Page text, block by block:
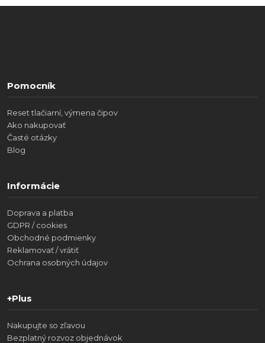
Pomocník
Reset tlačiarní, výmena čipov
Ako nakupovať
Časté otázky
Blog
Informácie
Doprava a platba
GDPR / cookies
Obchodné podmienky
Reklamovať / vrátiť
Ochrana osobných údajov
+Plus
Nakupujte so zľavou
Bezplatný rozvoz objednávok